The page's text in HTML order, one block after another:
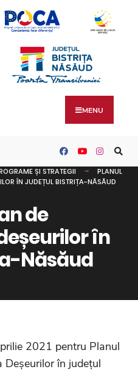
MENU
ȘI STRATEGII
PLANUL
ÎN JUDEȚUL BISTRIȚA-NĂSĂUD
de
în
Năsăud
2021 pentru Planul
Deșeurilor în județul